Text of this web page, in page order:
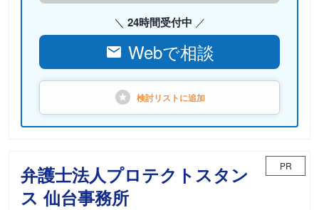
24時間受付中
Webで相談
検討リストに追加
弁護士法人プロテクトスタン
ス 仙台事務所
PR